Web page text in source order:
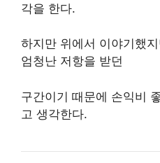
각을 한다.
하지만 위에서 이야기했
엄청난 저항을 받던
구간이기 때문에 손익비
고 생각한다.